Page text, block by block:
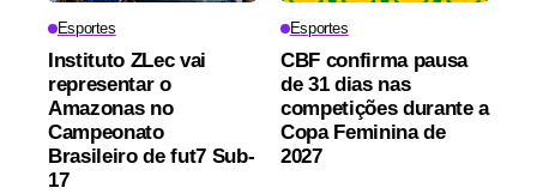
Esportes
Instituto ZLec vai
representar o
Amazonas no
Campeonato
Brasileiro de fut7 Sub-
17
Esportes
CBF confirma pausa
de 31 dias nas
competições durante a
Copa Feminina de
2027